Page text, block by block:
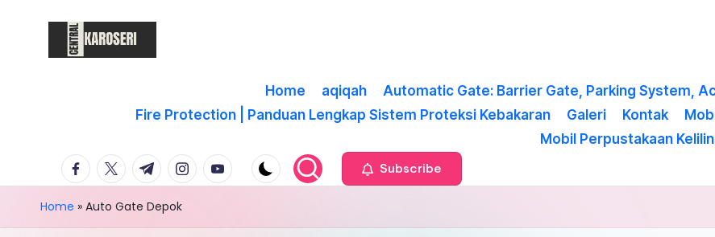
r
Home aqiqah Automatic Gate: Barrier Gate, Parking System,
Fire Protection | Panduan Lengkap Sistem Proteksi Kebakaran
Galeri Kontak
Mobil Perpustakaan
facebook.com
twitter.com
t.me instagram.com
youtube.com Subscribe
Home » Auto Gate Depok